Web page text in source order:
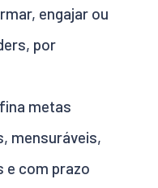
engajar ou
por
metas
mensuráveis,
e com prazo